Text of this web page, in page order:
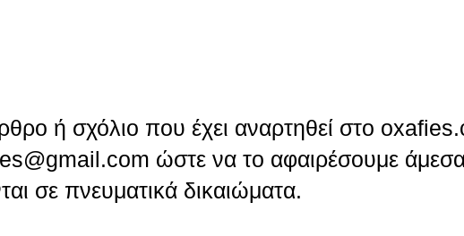
ή σχόλιο που έχει αναρτηθεί στο
ώστε να το αφαιρέσουμε
σε πνευματικά δικαιώματα.